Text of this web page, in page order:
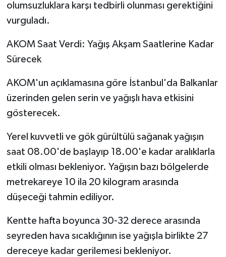
olumsuzluklara karşı tedbirli olunması gerektiğini
vurguladı.
AKOM Saat Verdi: Yağış Akşam Saatlerine Kadar
Sürecek
AKOM'un açıklamasına göre İstanbul'da Balkanlar
üzerinden gelen serin ve yağışlı hava etkisini
gösterecek.
Yerel kuvvetli ve gök gürültülü sağanak yağışın
saat 08.00'de başlayıp 18.00'e kadar aralıklarla
etkili olması bekleniyor. Yağışın bazı bölgelerde
metrekareye 10 ila 20 kilogram arasında
düşeceği tahmin ediliyor.
Kentte hafta boyunca 30-32 derece arasında
seyreden hava sıcaklığının ise yağışla birlikte 27
dereceye kadar gerilemesi bekleniyor.